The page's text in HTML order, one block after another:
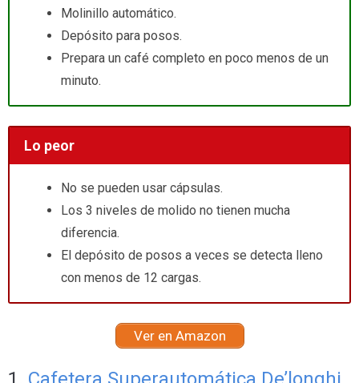
Molinillo automático.
Depósito para posos.
Prepara un café completo en poco menos de un
minuto.
Lo peor
No se pueden usar cápsulas.
Los 3 niveles de molido no tienen mucha
diferencia.
El depósito de posos a veces se detecta lleno
con menos de 12 cargas.
Ver en Amazon